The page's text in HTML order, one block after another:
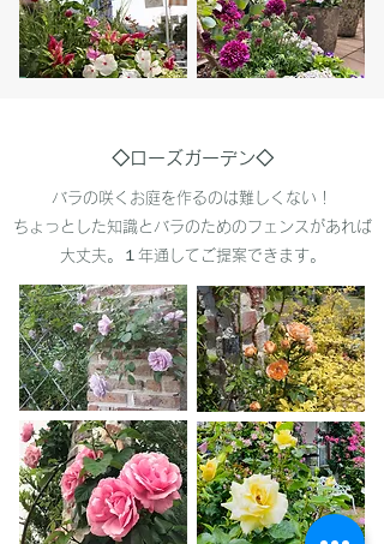
◇ローズガーデン◇
バラの咲くお庭を作るのは難しくない！
ちょっとした知識とバラのためのフェンスがあれば
大丈夫。１年通してご提案できます。